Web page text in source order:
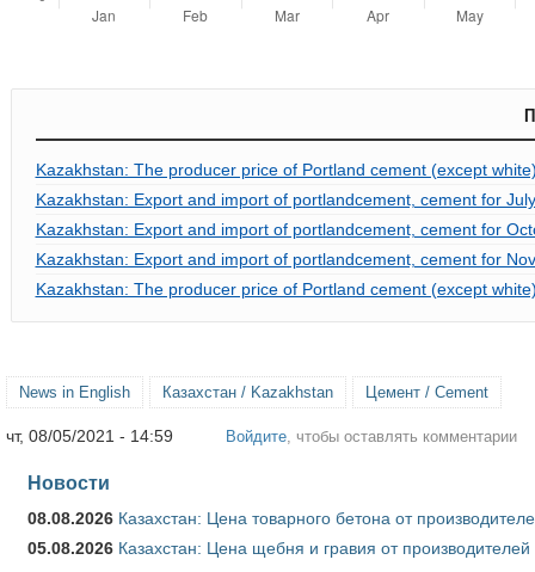
Kazakhstan: The producer price of Portland cement (except
Kazakhstan: Export and import of portlandcement, cement for
Kazakhstan: Export and import of portlandcement, cement for
Kazakhstan: Export and import of portlandcement, cement for
Kazakhstan: The producer price of Portland cement (except
News in English Казахстан / Kazakhstan Цемент / Cement
чт, 08/05/2021 - 14:59 Войдите , чтобы оставлять комментарии
Новости
08.08.2026 Казахстан: Цена товарного бетона от
05.08.2026 Казахстан: Цена щебня и гравия от